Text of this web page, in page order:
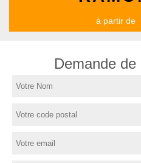
à partir de
Demande